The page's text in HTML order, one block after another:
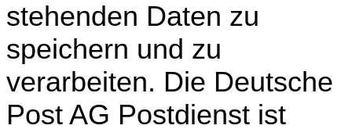
stehenden Daten zu
speichern und zu
verarbeiten. Die Deutsche
Post AG Postdienst ist